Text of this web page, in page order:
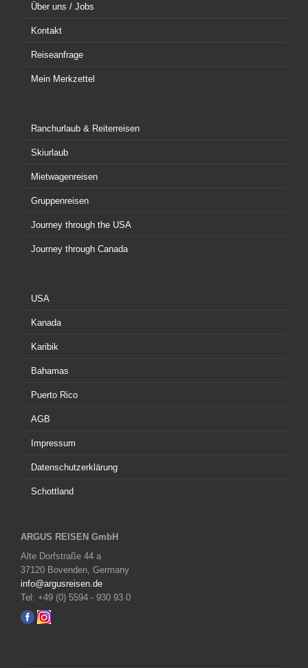
Über uns / Jobs
Kontakt
Reiseanfrage
Mein Merkzettel
Ranchurlaub & Reiterreisen
Skiurlaub
Mietwagenreisen
Gruppenreisen
Journey through the USA
Journey through Canada
USA
Kanada
Karibik
Bahamas
Puerto Rico
AGB
Impressum
Datenschutzerklärung
Schottland
ARGUS REISEN GmbH
Alte Dorfstraße 44 a
37120 Bovenden, Germany
info@argusreisen.de
Tel: +49 (0) 5594 - 930 93 0